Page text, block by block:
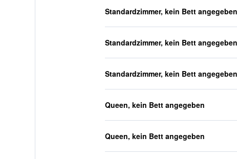
Standardzimmer, kein Bett angegeben
Standardzimmer, kein Bett angegeben
Standardzimmer, kein Bett angegeben
Queen, kein Bett angegeben
Queen, kein Bett angegeben